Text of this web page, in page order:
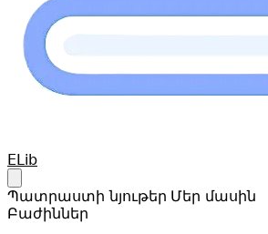
Your Company
ELib
Պատրաստի նյութեր Մեր մասին
Բաժիններ